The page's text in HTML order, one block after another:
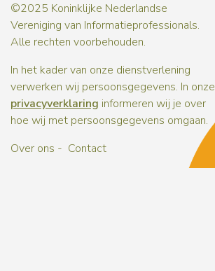
©2025 Koninklijke Nederlandse
Vereniging van Informatieprofessionals.
Alle rechten voorbehouden.
In het kader van onze dienstverlening
verwerken wij persoonsgegevens. In onze
privacyverklaring informeren wij je over
hoe wij met persoonsgegevens omgaan.
Over ons
Contact